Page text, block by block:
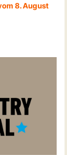
8. August